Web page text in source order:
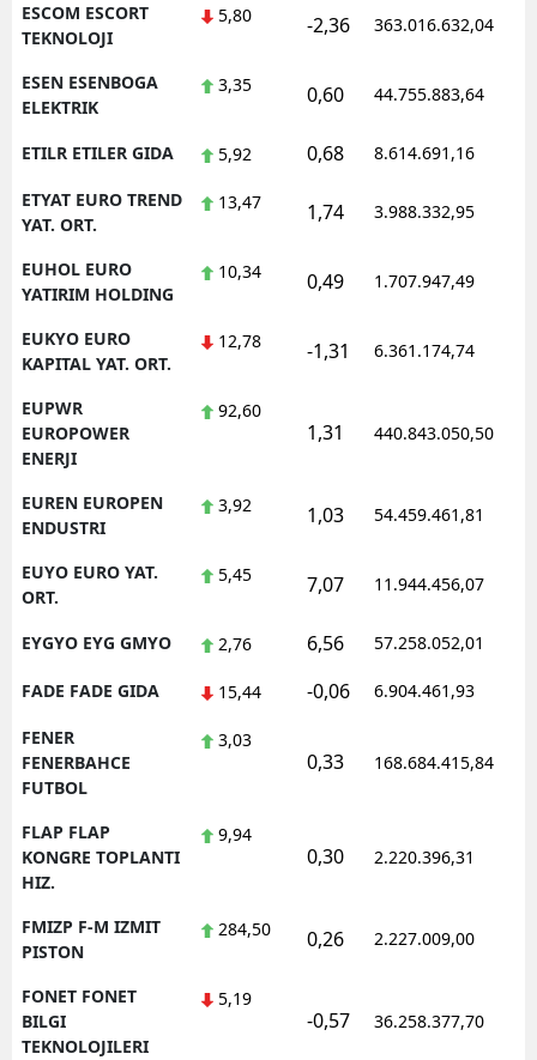
ESCOM ESCORT
TEKNOLOJI
5,80 -2,36 363.016.632,04
ESEN ESENBOGA
ELEKTRIK
3,35 0,60 44.755.883,64
ETILR ETILER GIDA 5,92 0,68 8.614.691,16
ETYAT EURO TREND
YAT. ORT.
13,47 1,74 3.988.332,95
EUHOL EURO
YATIRIM HOLDING
10,34 0,49 1.707.947,49
EUKYO EURO
KAPITAL YAT. ORT.
12,78 -1,31 6.361.174,74
EUPWR
EUROPOWER
ENERJI
92,60
1,31 440.843.050,50
EUREN EUROPEN
ENDUSTRI
3,92 1,03 54.459.461,81
EUYO EURO YAT.
ORT.
5,45 7,07 11.944.456,07
EYGYO EYG GMYO 2,76 6,56 57.258.052,01
FADE FADE GIDA 15,44 -0,06 6.904.461,93
FENER
FENERBAHCE
FUTBOL
3,03
0,33 168.684.415,84
FLAP FLAP
KONGRE TOPLANTI
HIZ.
9,94
0,30 2.220.396,31
FMIZP F-M IZMIT
PISTON
284,50 0,26 2.227.009,00
FONET FONET
BILGI
TEKNOLOJILERI
5,19
-0,57 36.258.377,70